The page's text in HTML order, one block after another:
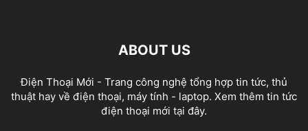
ABOUT US
Điện Thoại Mới - Trang công nghệ tổng hợp tin tức, thủ
thuật hay về điện thoại, máy tính - laptop. Xem thêm tin tức
điện thoại mới tại đây.